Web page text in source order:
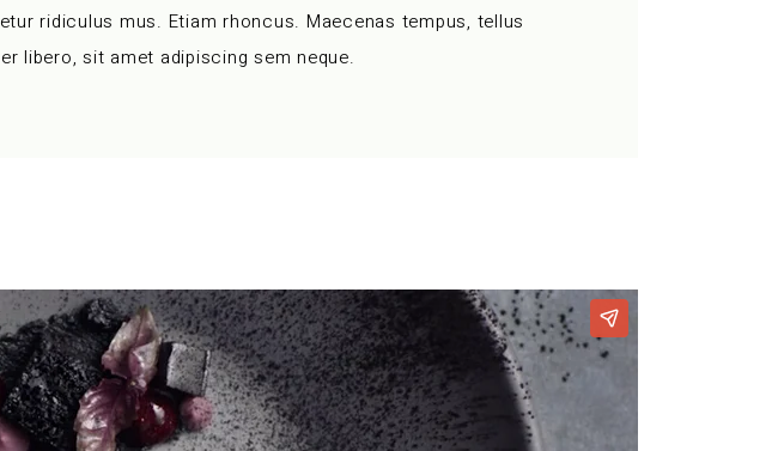
ridiculus mus. Etiam rhoncus. Maecenas tempus, tellus
libero, sit amet adipiscing sem neque.